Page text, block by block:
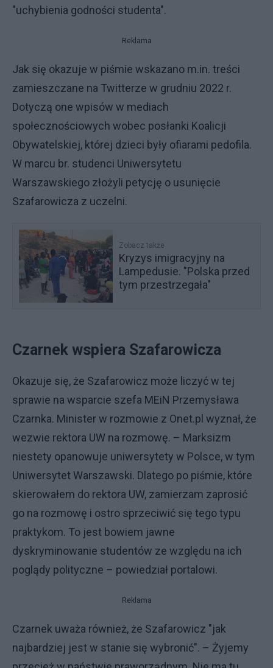
"uchybienia godności studenta".
Reklama
Jak się okazuje w piśmie wskazano m.in. treści
zamieszczane na Twitterze w grudniu 2022 r.
Dotyczą one wpisów w mediach
społecznościowych wobec posłanki Koalicji
Obywatelskiej, której dzieci były ofiarami pedofila.
W marcu br. studenci Uniwersytetu
Warszawskiego złożyli petycję o usunięcie
Szafarowicza z uczelni.
Zobacz także
Kryzys imigracyjny na
Lampedusie. "Polska przed
tym przestrzegała"
Czarnek wspiera Szafarowicza
Okazuje się, że Szafarowicz może liczyć w tej
sprawie na wsparcie szefa MEiN Przemysława
Czarnka. Minister w rozmowie z Onet.pl wyznał, że
wezwie rektora UW na rozmowę. – Marksizm
niestety opanowuje uniwersytety w Polsce, w tym
Uniwersytet Warszawski. Dlatego po piśmie, które
skierowałem do rektora UW, zamierzam zaprosić
go na rozmowę i ostro sprzeciwić się tego typu
praktykom. To jest bowiem jawne
dyskryminowanie studentów ze względu na ich
poglądy polityczne – powiedział portalowi.
Reklama
Czarnek uważa również, że Szafarowicz "jak
najbardziej jest w stanie się wybronić". – Żyjemy